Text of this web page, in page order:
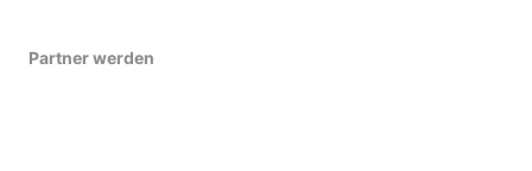
Partner werden